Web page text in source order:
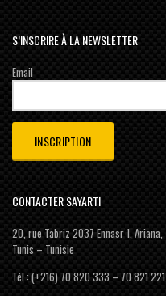
S’INSCRIRE À LA NEWSLETTER
Email
CONTACTER SAYARTI
20, rue Tabriz 2037 Ennasr 1, Ariana,
Tunis – Tunisie
Tél : (+216) 70 820 333 – 70 821 221